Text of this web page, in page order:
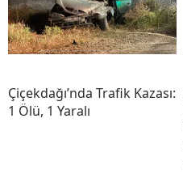
Çiçekdağı’nda Trafik Kazası:
1 Ölü, 1 Yaralı